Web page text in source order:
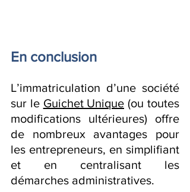
En conclusion
L’immatriculation d’une société
sur le Guichet Unique (ou toutes
modifications ultérieures) offre
de nombreux avantages pour
les entrepreneurs, en simplifiant
et en centralisant les
démarches administratives.